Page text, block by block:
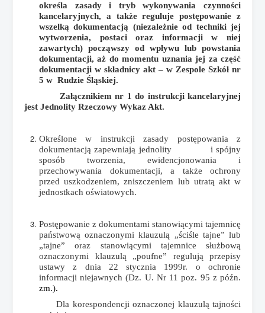
określa zasady i tryb wykonywania czynności
kancelaryjnych, a także reguluje postępowanie z
wszelką dokumentacją (niezależnie od techniki jej
wytworzenia, postaci oraz informacji w niej
zawartych) począwszy od wpływu lub powstania
dokumentacji, aż do momentu uznania jej za część
dokumentacji w składnicy akt – w Zespole Szkół nr
5 w Rudzie Śląskiej.
Załącznikiem nr 1 do instrukcji kancelaryjnej
jest Jednolity Rzeczowy Wykaz Akt.
Określone w instrukcji zasady postępowania z
dokumentacją zapewniają jednolity i spójny
sposób tworzenia, ewidencjonowania i
przechowywania dokumentacji, a także ochrony
przed uszkodzeniem, zniszczeniem lub utratą akt w
jednostkach oświatowych.
Postępowanie z dokumentami stanowiącymi tajemnicę
państwową oznaczonymi klauzulą „ściśle tajne” lub
„tajne” oraz stanowiącymi tajemnice służbową
oznaczonymi klauzulą „poufne” regulują przepisy
ustawy z dnia 22 stycznia 1999r. o ochronie
informacji niejawnych (Dz. U. Nr 11 poz. 95 z późn.
zm.).
Dla korespondencji oznaczonej klauzulą tajności